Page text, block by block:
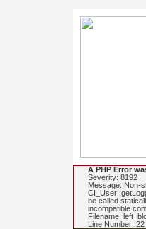
A PHP Error
Severity: 8192
Message: Non-
be called
incompatible
Filename:
Line Number: 22